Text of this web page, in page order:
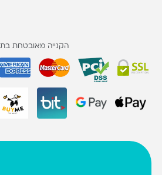
הקנייה מאובטחת